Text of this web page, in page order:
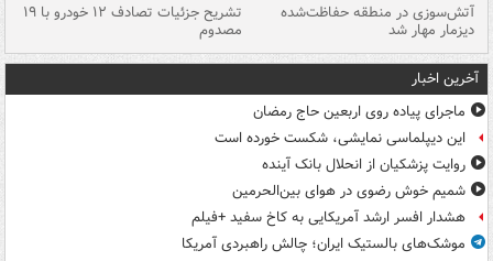
آتش‌سوزی در منطقه حفاظت‌شده
دیزمار مهار شد
تشریح جزئیات تصادف ۱۲ خودرو با ۱۹
مصدوم
آخرین اخبار
ماجرای پیاده روی اربعین حاج رمضان
این دیپلماسی نمایشی، شکست خورده است
روایت پزشکیان از انحلال بانک آینده
شمیم خوش رضوی در هوای بین‌الحرمین
هشدار افسر ارشد آمریکایی به کاخ سفید +فیلم
موشک‌های بالستیک ایران؛ چالش راهبردی آمریکا